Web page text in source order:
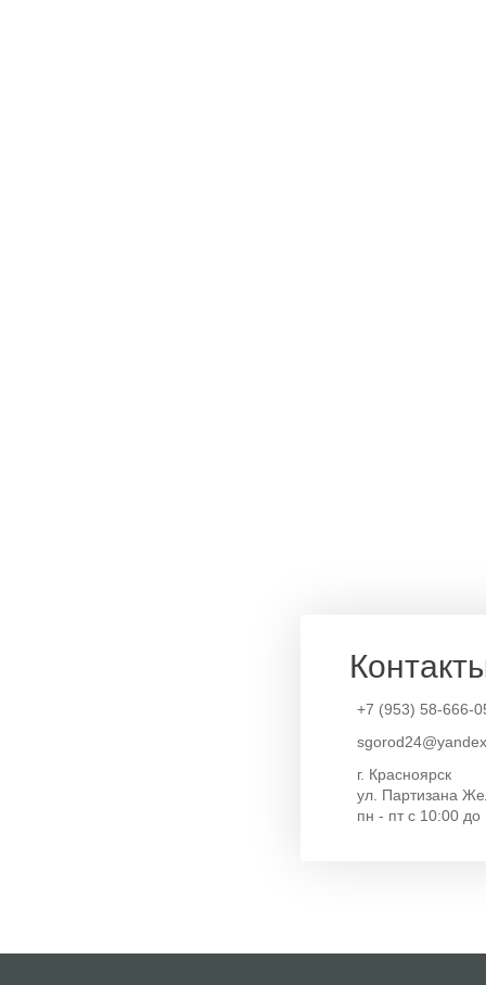
+7 (953) 58-666-
г. Красноярск
ул. Партизана
пн - пт с 10:00 до